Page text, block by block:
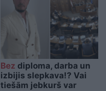
Bez diploma, darba un
izbijis slepkava!? Vai
tiešām jebkurš var